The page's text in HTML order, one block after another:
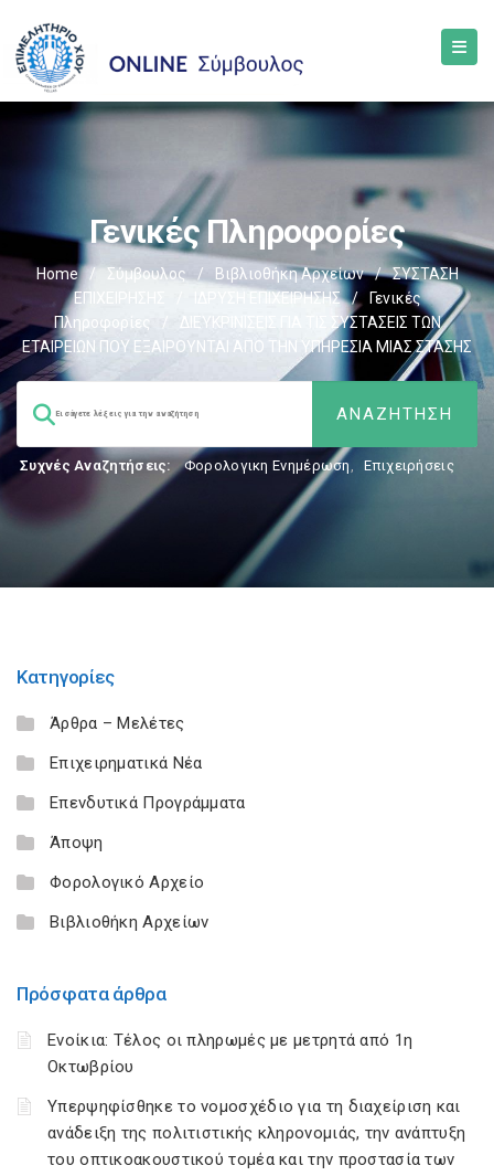
Γενικές Πληροφορίες
Home / Σύμβουλος / Βιβλιοθήκη Αρχείων /
ΣΥΣΤΑΣΗ
ΕΠΙΧΕΙΡΗΣΗΣ
ΙΔΡΥΣΗ ΕΠΙΧΕΙΡΗΣΗΣ /
Γενικές
Πληροφορίες
/
ΔΙΕΥΚΡΙΝΙΣΕΙΣ ΓΙΑ ΤΙΣ ΣΥΣΤΑΣΕΙΣ ΤΩΝ
ΕΤΑΙΡΕΙΩΝ ΠΟΥ ΕΞΑΙΡΟΥΝΤΑΙ ΑΠΟ ΤΗΝ ΥΠΗΡΕΣΙΑ ΜΙΑΣ ΣΤΑΣΗΣ
Συχνές Αναζητήσεις: Φορολογικη Ενημέρωση, Επιχειρήσεις
Κατηγορίες
Άρθρα – Μελέτες
Επιχειρηματικά Νέα
Επενδυτικά Προγράμματα
Άποψη
Φορολογικό Αρχείο
Βιβλιοθήκη Αρχείων
Πρόσφατα άρθρα
Ενοίκια: Τέλος οι πληρωμές με μετρητά από 1η
Οκτωβρίου
Υπερψηφίσθηκε το νομοσχέδιο για τη διαχείριση και
ανάδειξη της πολιτιστικής κληρονομιάς, την ανάπτυξη
του οπτικοακουστικού τομέα και την προστασία των